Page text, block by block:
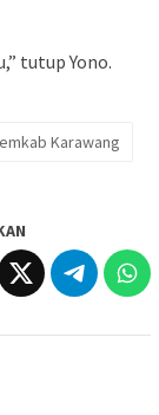
tutup Yono.
Karawang